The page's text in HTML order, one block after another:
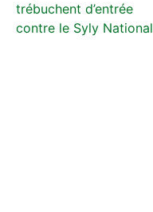
trébuchent d’entrée
contre le Syly National